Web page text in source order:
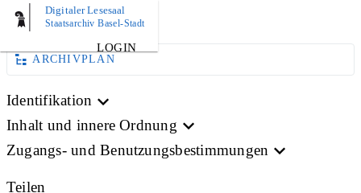
Digitaler Lesesaal
Staatsarchiv Basel-Stadt
LOGIN
BILD
ARCHIVPLAN
Identifikation
Inhalt und innere Ordnung
Zugangs- und Benutzungsbestimmungen
Teilen